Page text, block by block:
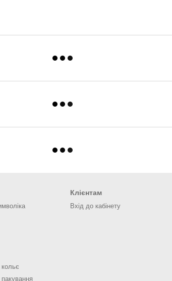
Клієнтам
Вхід до кабінету